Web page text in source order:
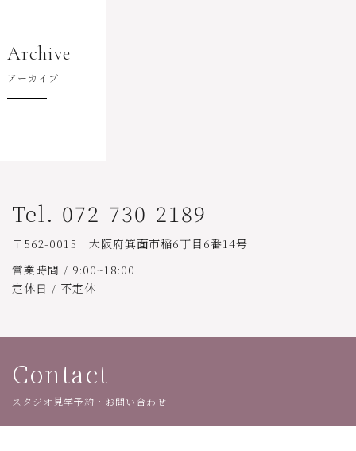
Archive
アーカイブ
Tel. 072-730-2189
〒562-0015 大阪府箕面市稲6丁目6番14号
営業時間 / 9:00~18:00
定休日 / 不定休
Contact
スタジオ見学予約・お問い合わせ